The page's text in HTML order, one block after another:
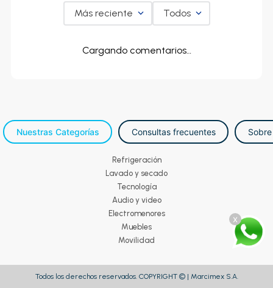
x
Más reciente Todos
Cargando comentarios…
Nuestras Categorías Consultas frecuentes
Refrigeración
Lavado y secado
Tecnología
Audio y video
Electromenores
Muebles
Movilidad
Todos los derechos reservados. COPYRIGHT © | Marcimex S.A.